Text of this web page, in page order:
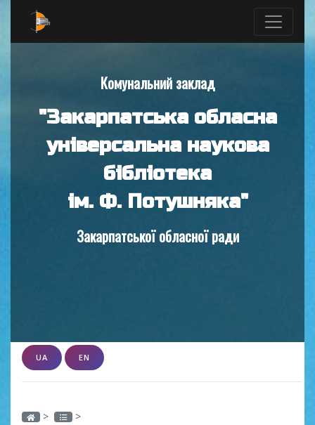
Комунальний заклад
"Закарпатська обласна
універсальна наукова
бібліотека
ім. Ф. Потушняка"
Закарпатської обласної ради
UA EN
> >